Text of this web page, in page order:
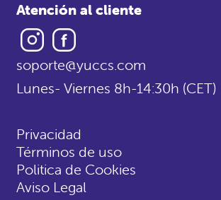
Atención al cliente
Instagram
soporte@yuccs.com
Lunes- Viernes 8h-14:30h (CET)
Privacidad
Términos de uso
Politica de Cookies
Aviso Legal